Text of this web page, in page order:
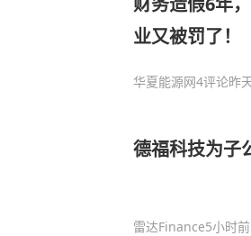
业又被罚了！
华夏能源网4评论昨
德福科技为子
雷达Finance5小时前